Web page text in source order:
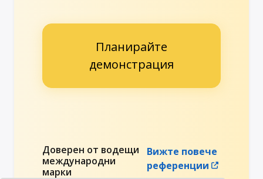
Планирайте
демонстрация
Доверен от водещи
международни
марки
Вижте повече
референции